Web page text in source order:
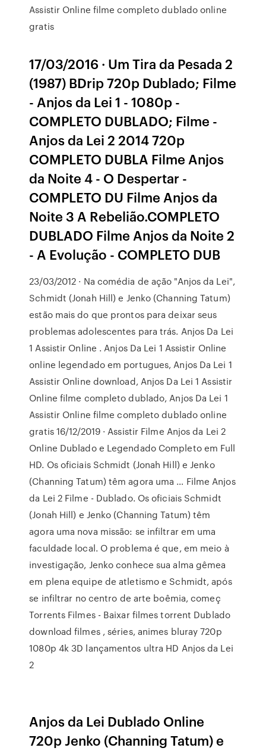
Assistir Online filme completo dublado online
gratis
17/03/2016 · Um Tira da Pesada 2
(1987) BDrip 720p Dublado; Filme
- Anjos da Lei 1 - 1080p -
COMPLETO DUBLADO; Filme -
Anjos da Lei 2 2014 720p
COMPLETO DUBLA Filme Anjos
da Noite 4 - O Despertar -
COMPLETO DU Filme Anjos da
Noite 3 A Rebelião.COMPLETO
DUBLADO Filme Anjos da Noite 2
- A Evolução - COMPLETO DUB
23/03/2012 · Na comédia de ação "Anjos da Lei",
Schmidt (Jonah Hill) e Jenko (Channing Tatum)
estão mais do que prontos para deixar seus
problemas adolescentes para trás. Anjos Da Lei
1 Assistir Online . Anjos Da Lei 1 Assistir Online
online legendado em portugues, Anjos Da Lei 1
Assistir Online download, Anjos Da Lei 1 Assistir
Online filme completo dublado, Anjos Da Lei 1
Assistir Online filme completo dublado online
gratis 16/12/2019 · Assistir Filme Anjos da Lei 2
Online Dublado e Legendado Completo em Full
HD. Os oficiais Schmidt (Jonah Hill) e Jenko
(Channing Tatum) têm agora uma … Filme Anjos
da Lei 2 Filme - Dublado. Os oficiais Schmidt
(Jonah Hill) e Jenko (Channing Tatum) têm
agora uma nova missão: se infiltrar em uma
faculdade local. O problema é que, em meio à
investigação, Jenko conhece sua alma gêmea
em plena equipe de atletismo e Schmidt, após
se infiltrar no centro de arte boêmia, começ
Torrents Filmes - Baixar filmes torrent Dublado
download filmes , séries, animes bluray 720p
1080p 4k 3D lançamentos ultra HD Anjos da Lei
2
Anjos da Lei Dublado Online
720p Jenko (Channing Tatum) e